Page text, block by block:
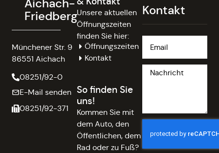
Aichach-
Friedberg
Münchener Str. 9
86551 Aichach
08251/92-0
E-Mail senden
08251/92-371
Unsere aktuellen
Öffnungszeiten
finden Sie hier:
Öffnungszeiten
Kontakt
So finden Sie
uns!
Kommen Sie mit
dem Auto, den
Öffentlichen, dem
Rad oder zu Fuß?
Kontakt